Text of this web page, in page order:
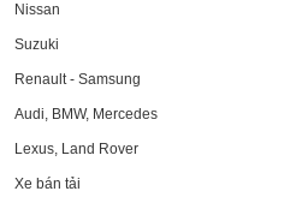
Nissan
Suzuki
Renault - Samsung
Audi, BMW, Mercedes
Lexus, Land Rover
Xe bán tải